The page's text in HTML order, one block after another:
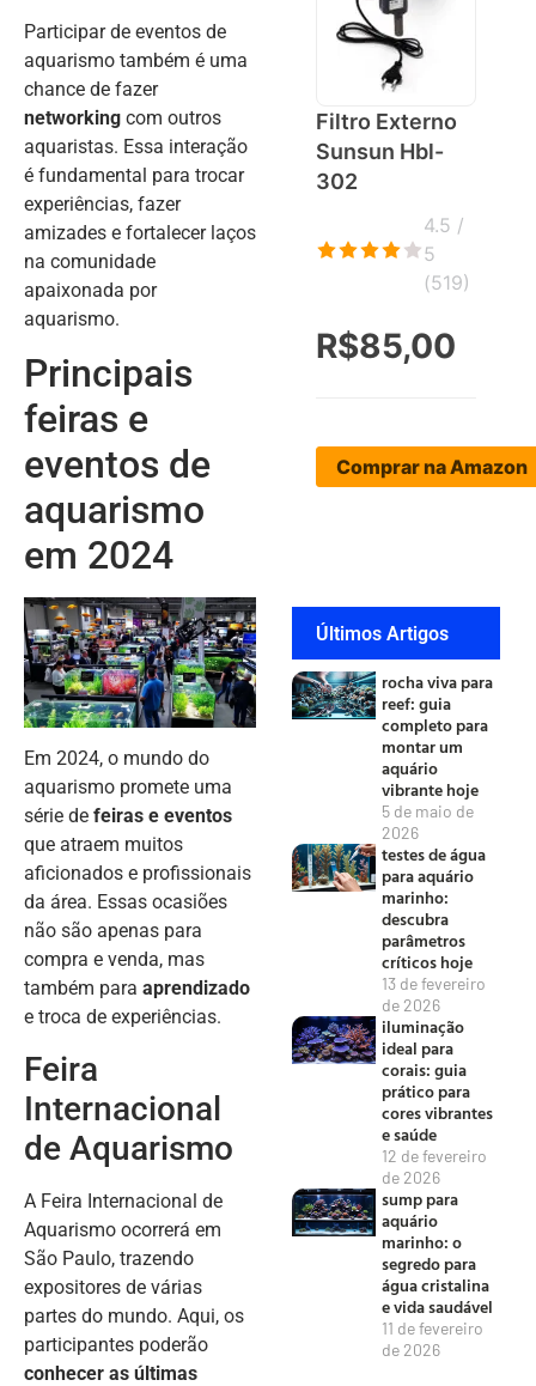
Participar de eventos de
aquarismo também é uma
chance de fazer
networking com outros
aquaristas. Essa interação
é fundamental para trocar
experiências, fazer
amizades e fortalecer laços
na comunidade
apaixonada por
aquarismo.
Principais
feiras e
eventos de
aquarismo
em 2024
Em 2024, o mundo do
aquarismo promete uma
série de feiras e eventos
que atraem muitos
aficionados e profissionais
da área. Essas ocasiões
não são apenas para
compra e venda, mas
também para aprendizado
e troca de experiências.
Feira
Internacional
de Aquarismo
A Feira Internacional de
Aquarismo ocorrerá em
São Paulo, trazendo
expositores de várias
partes do mundo. Aqui, os
participantes poderão
conhecer as últimas
Filtro Externo
Sunsun Hbl-
302
4.5 /
5
(519)
R$85,00
Comprar na Amazon
Últimos Artigos
rocha viva para
reef: guia
completo para
montar um
aquário
vibrante hoje
5 de maio de
2026
testes de água
para aquário
marinho:
descubra
parâmetros
críticos hoje
13 de fevereiro
de 2026
iluminação
ideal para
corais: guia
prático para
cores vibrantes
e saúde
12 de fevereiro
de 2026
sump para
aquário
marinho: o
segredo para
água cristalina
e vida saudável
11 de fevereiro
de 2026